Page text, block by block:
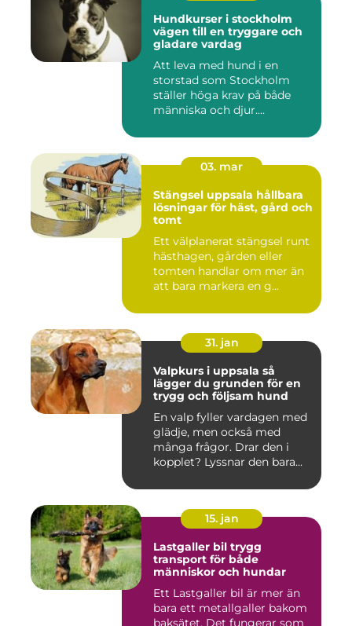
Hundkurser i stockholm
vägen till en tryggare och
gladare vardag
Att leva med hund i en
storstad som Stockholm
ställer höga krav på både
människa och djur.
03. mar
Stängsel uppsala hållbara
lösningar för häst, gård och
tomt
Ett välplanerat stängsel runt
hästhagen, gården eller
tomten handlar om mer än
att bara markera en g...
31. jan
Valpkurs i uppsala så
lägger du grunden för en
trygg och följsam hund
En valp fyller vardagen med
glädje, men också med
många frågor. Drar den i
kopplet? Lyssnar den bara...
15. jan
Lastgaller bil trygg
transport för både
människor och hundar
Ett Lastgaller bil är mer än
bara ett metallgaller bakom
baksätet. Det fungerar som